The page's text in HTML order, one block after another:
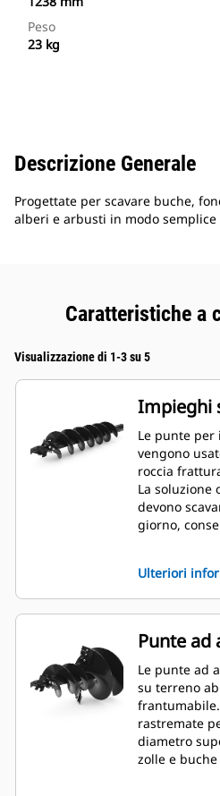
Peso
23 kg
Descrizione Generale
Progettate per scavare buche,
alberi e arbusti in modo semplice
Caratteristiche a
Visualizzazione di 1-3 su 5
Impieghi
Le punte
vengono
roccia
La soluzione
devono
giorno,
Ulteriori
Punte ad
Le punte ad
su terreno
frantumabile. Le punte ad albero sono
rastremate
diametro
zolle e